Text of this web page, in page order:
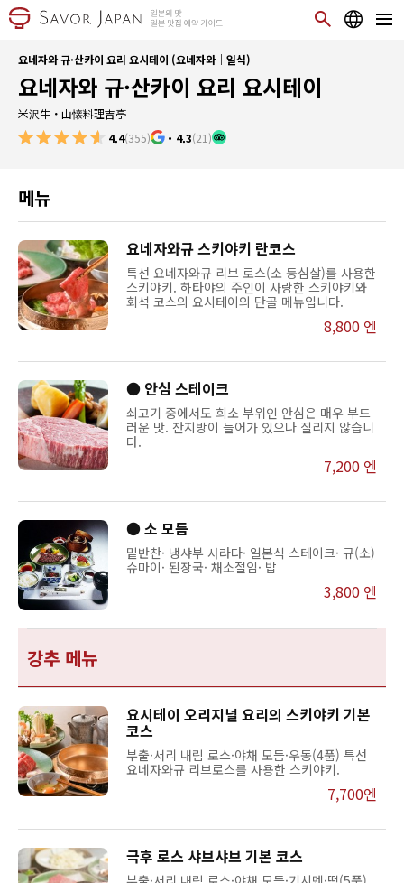
요네자와 규·산카이 요리 요시테이 (요네자와｜일식)
요네자와 규·산카이 요리 요시테이
米沢牛・山懐料理吉亭
4.4(355) ・ 4.3(21)
메뉴
요네자와규 스키야키 란코스
특선 요네자와규 리브 로스(소 등심살)를 사용한
스키야키. 하타야의 주인이 사랑한 스키야키와
회석 코스의 요시테이의 단골 메뉴입니다.
8,800 엔
● 안심 스테이크
쇠고기 중에서도 희소 부위인 안심은 매우 부드
러운 맛. 잔지방이 들어가 있으나 질리지 않습니
다.
7,200 엔
● 소 모듬
밑반찬· 냉샤부 사라다· 일본식 스테이크· 규(소)
슈마이· 된장국· 채소절임· 밥
3,800 엔
강추 메뉴
요시테이 오리지널 요리의 스키야키 기본
코스
부출·서리 내림 로스·야채 모듬·우동(4품) 특선
요네자와규 리브로스를 사용한 스키야키.
7,700엔
극후 로스 샤브샤브 기본 코스